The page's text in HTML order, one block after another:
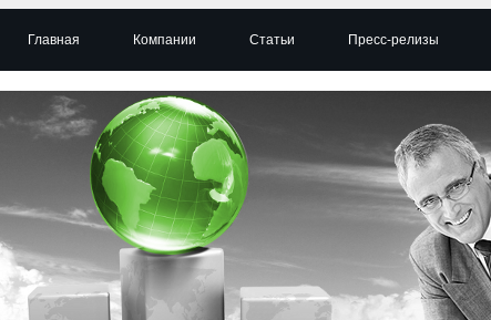
Главная Компании Статьи Пресс-релизы